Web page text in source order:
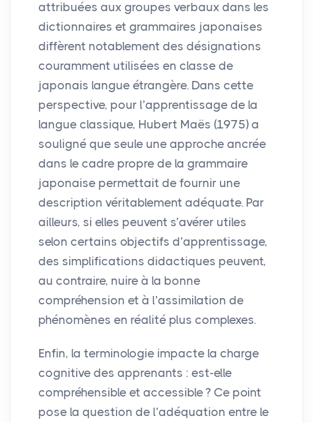
attribuées aux groupes verbaux dans les
dictionnaires et grammaires japonaises
diffèrent notablement des désignations
couramment utilisées en classe de
japonais langue étrangère. Dans cette
perspective, pour l’apprentissage de la
langue classique, Hubert Maës (1975) a
souligné que seule une approche ancrée
dans le cadre propre de la grammaire
japonaise permettait de fournir une
description véritablement adéquate. Par
ailleurs, si elles peuvent s’avérer utiles
selon certains objectifs d’apprentissage,
des simplifications didactiques peuvent,
au contraire, nuire à la bonne
compréhension et à l’assimilation de
phénomènes en réalité plus complexes.
Enfin, la terminologie impacte la charge
cognitive des apprenants : est-elle
compréhensible et accessible? Ce point
pose la question de l’adéquation entre le